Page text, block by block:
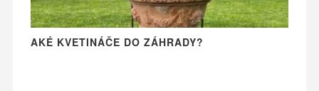
AKÉ KVETINÁČE DO ZÁHRADY?